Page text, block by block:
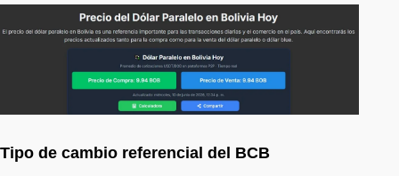
Tipo de cambio referencial del BCB